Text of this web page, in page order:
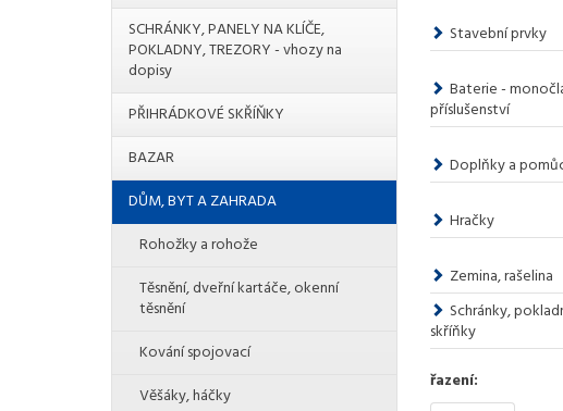
Stavební prvky
Baterie -
příslušenství
Doplňky a
Hračky
Zemina, rašelina
Schránky,
skříňky
řazení:
SCHRÁNKY, PANELY NA KLÍČE,
POKLADNY, TREZORY - vhozy na
dopisy
PŘIHRÁDKOVÉ SKŘÍŇKY
BAZAR
DŮM, BYT A ZAHRADA
Rohožky a rohože
Těsnění, dveřní kartáče, okenní
těsnění
Kování spojovací
Věšáky, háčky